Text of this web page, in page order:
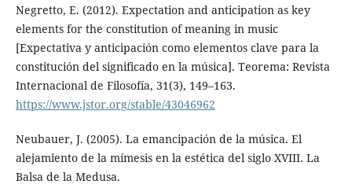
Negretto, E. (2012). Expectation and anticipation as key
elements for the constitution of meaning in music
[Expectativa y anticipación como elementos clave para la
constitución del significado en la música]. Teorema: Revista
Internacional de Filosofía, 31(3), 149–163.
https://www.jstor.org/stable/43046962
Neubauer, J. (2005). La emancipación de la música. El
alejamiento de la mímesis en la estética del siglo XVIII. La
Balsa de la Medusa.